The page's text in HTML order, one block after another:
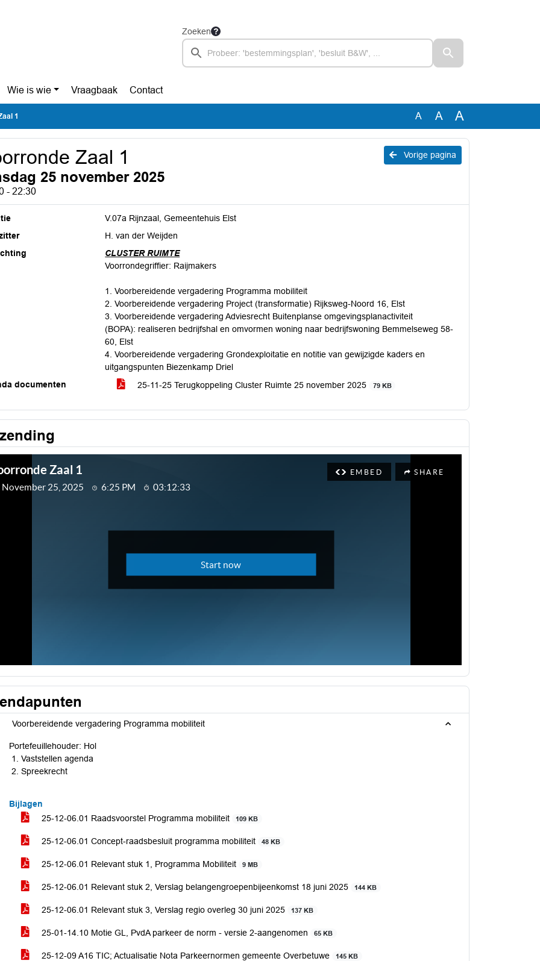
Zoeken
Wie is wie Vraagbaak Contact
1 A A A
Vorige pagina
Zaal 1
25 november 2025
- 22:30
V.07a Rijnzaal, Gemeentehuis Elst
H. van der Weijden
CLUSTER RUIMTE
Voorrondegriffier: Raijmakers
1. Voorbereidende vergadering Programma mobiliteit
2. Voorbereidende vergadering Project (transformatie) Rijksweg-Noord 16, Elst
3. Voorbereidende vergadering Adviesrecht Buitenplanse omgevingsplanactiviteit
(BOPA): realiseren bedrijfshal en omvormen woning naar bedrijfswoning Bemmelseweg 58-
60, Elst
4. Voorbereidende vergadering Grondexploitatie en notitie van gewijzigde kaders en
uitgangspunten Biezenkamp Driel
documenten
25-11-25 Terugkoppeling Cluster Ruimte 25 november 2025 79 KB
Voorbereidende vergadering Programma mobiliteit
Portefeuillehouder: Hol
Vaststellen agenda
Spreekrecht
Bijlagen
25-12-06.01 Raadsvoorstel Programma mobiliteit
109 KB
25-12-06.01 Concept-raadsbesluit programma mobiliteit 48 KB
25-12-06.01 Relevant stuk 1, Programma Mobiliteit 9 MB
25-12-06.01 Relevant stuk 2, Verslag belangengroepenbijeenkomst 18 juni 2025 144 KB
25-12-06.01 Relevant stuk 3, Verslag regio overleg 30 juni 2025 137 KB
25-01-14.10 Motie GL, PvdA parkeer de norm - versie 2-aangenomen 65 KB
25-12-09 A16 TIC; Actualisatie Nota Parkeernormen gemeente Overbetuwe 145 KB